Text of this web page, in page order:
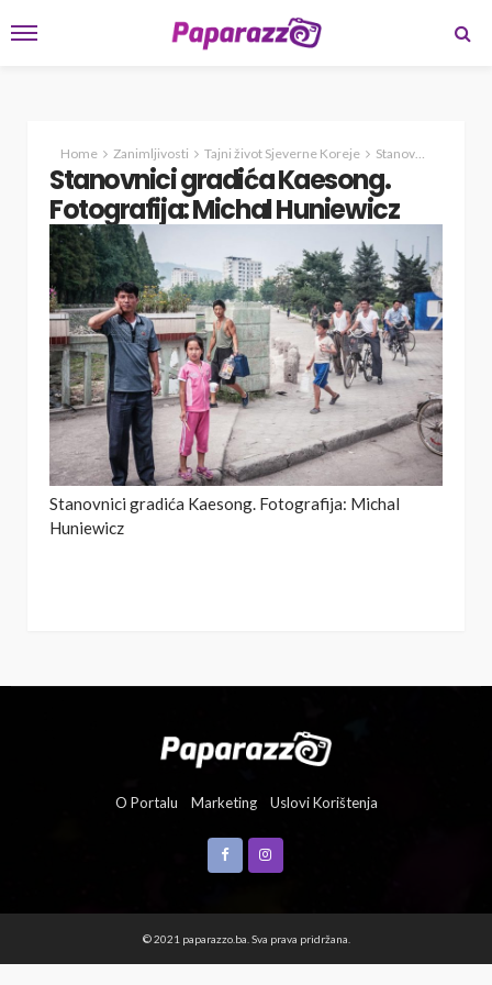
Home Zanimljivosti Tajni život Sjeverne Koreje Stanovnici gradića Kaesong. Fotografija: Michal Huniewicz
Stanovnici gradića Kaesong.
Fotografija: Michal Huniewicz
Stanovnici gradića Kaesong. Fotografija: Michal
Huniewicz
O Portalu Marketing Uslovi Korištenja
© 2021 paparazzo.ba. Sva prava pridržana.